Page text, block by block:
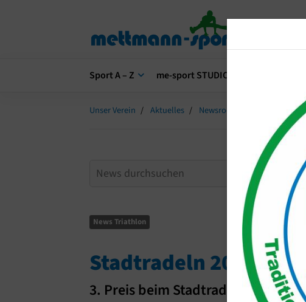
Sport A – Z me-sport STUDIO
Unser Verein Aktuelles Newsroom Stadtradeln
News Triathlon
Stadtradeln 2018
3. Preis beim Stadtradeln -